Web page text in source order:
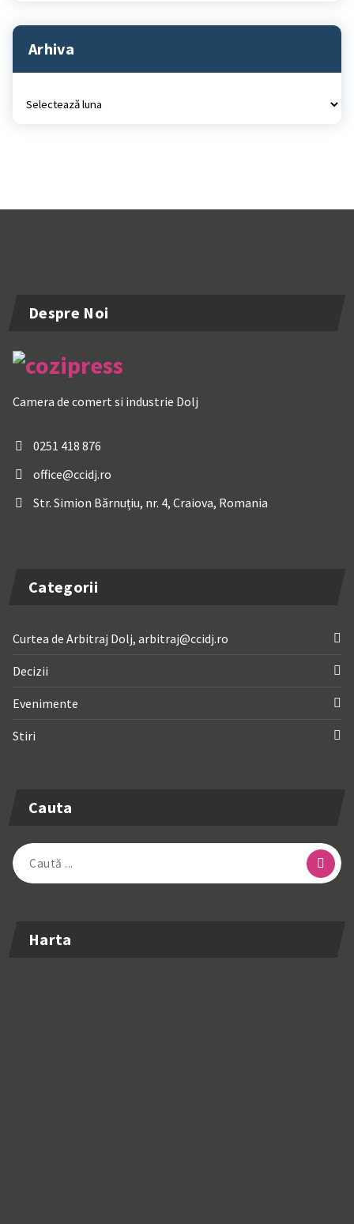
Arhiva
Despre Noi
Camera de comert si industrie Dolj
0251 418 876
office@ccidj.ro
Str. Simion Bărnuțiu, nr. 4, Craiova, Romania
Categorii
Curtea de Arbitraj Dolj, arbitraj@ccidj.ro
Decizii
Evenimente
Stiri
Cauta
Caută
după:
Harta